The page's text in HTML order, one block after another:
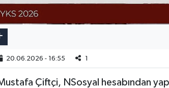
20.06.2026 - 16:55 1
Çiftçi, NSosyal hesabından